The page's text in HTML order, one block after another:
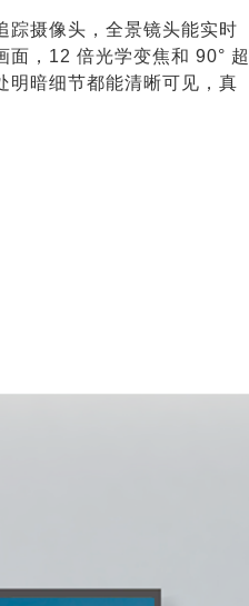
摄像头，全景镜头能实时
面，12 倍光学变焦和 90° 超
明暗细节都能清晰可见，真